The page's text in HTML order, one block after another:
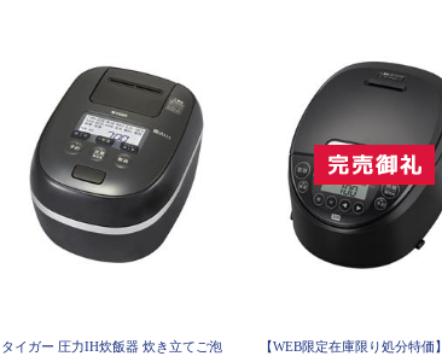
タイガー 圧力IH炊飯器 炊き立てご泡
【WEB限定在庫限り処分特価】